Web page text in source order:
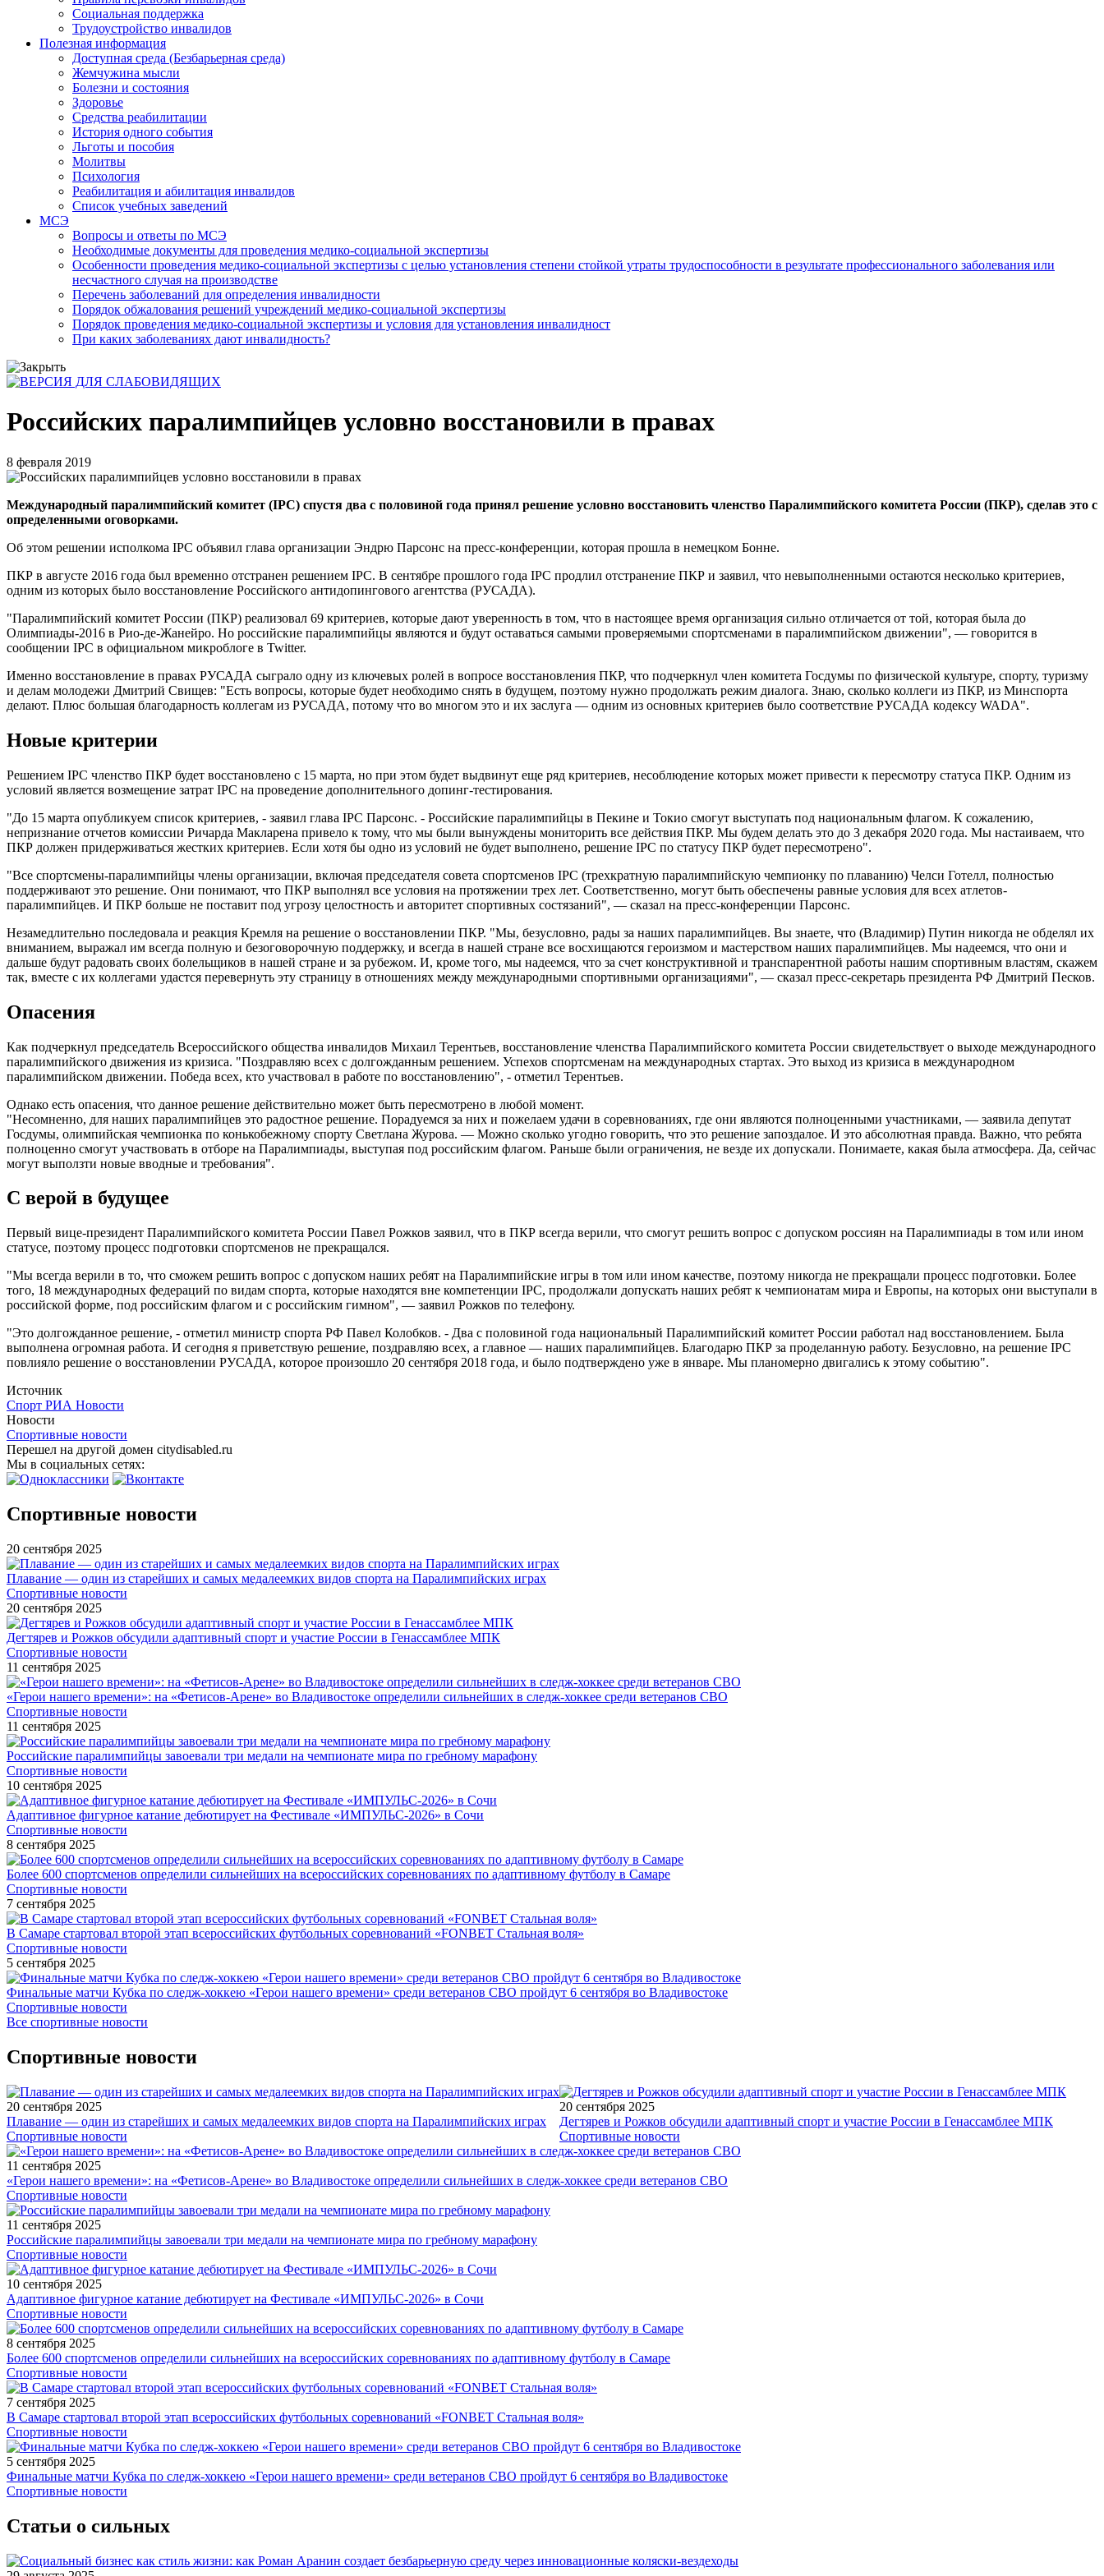
Социальная поддержка
Трудоустройство инвалидов
Полезная информация
Доступная среда (Безбарьерная среда)
Жемчужина мысли
Болезни и состояния
Здоровье
Средства реабилитации
История одного события
Льготы и пособия
Молитвы
Психология
Реабилитация и абилитация инвалидов
Список учебных заведений
МСЭ
Вопросы и ответы по МСЭ
Необходимые документы для проведения медико-социальной экспертизы
Особенности проведения медико-социальной экспертизы с целью установления степени стойкой утраты трудоспособности в результате профессионального заболевания или
несчастного случая на производстве
Перечень заболеваний для определения инвалидности
Порядок обжалования решений учреждений медико-социальной экспертизы
Порядок проведения медико-социальной экспертизы и условия для установления инвалидност
При каких заболеваниях дают инвалидность?
Российских паралимпийцев условно восстановили в правах
8 февраля 2019
Международный паралимпийский комитет (IPC) спустя два с половиной года принял решение условно восстановить членство Паралимпийского комитета России (ПКР), сделав это с
определенными оговорками.
Об этом решении исполкома IPC объявил глава организации Эндрю Парсонс на пресс-конференции, которая прошла в немецком Бонне.
ПКР в августе 2016 года был временно отстранен решением IPC. В сентябре прошлого года IPC продлил отстранение ПКР и заявил, что невыполненными остаются несколько критериев,
одним из которых было восстановление Российского антидопингового агентства (РУСАДА).
"Паралимпийский комитет России (ПКР) реализовал 69 критериев, которые дают уверенность в том, что в настоящее время организация сильно отличается от той, которая была до
Олимпиады-2016 в Рио-де-Жанейро. Но российские паралимпийцы являются и будут оставаться самыми проверяемыми спортсменами в паралимпийском движении", — говорится в
сообщении IPC в официальном микроблоге в Twitter.
Именно восстановление в правах РУСАДА сыграло одну из ключевых ролей в вопросе восстановления ПКР, что подчеркнул член комитета Госдумы по физической культуре, спорту, туризму
и делам молодежи Дмитрий Свищев: "Есть вопросы, которые будет необходимо снять в будущем, поэтому нужно продолжать режим диалога. Знаю, сколько коллеги из ПКР, из Минспорта
делают. Плюс большая благодарность коллегам из РУСАДА, потому что во многом это и их заслуга — одним из основных критериев было соответствие РУСАДА кодексу WADA".
Новые критерии
Решением IPC членство ПКР будет восстановлено с 15 марта, но при этом будет выдвинут еще ряд критериев, несоблюдение которых может привести к пересмотру статуса ПКР. Одним из
условий является возмещение затрат IPC на проведение дополнительного допинг-тестирования.
"До 15 марта опубликуем список критериев, - заявил глава IPC Парсонс. - Российские паралимпийцы в Пекине и Токио смогут выступать под национальным флагом. К сожалению,
непризнание отчетов комиссии Ричарда Макларена привело к тому, что мы были вынуждены мониторить все действия ПКР. Мы будем делать это до 3 декабря 2020 года. Мы настаиваем, что
ПКР должен придерживаться жестких критериев. Если хотя бы одно из условий не будет выполнено, решение IPC по статусу ПКР будет пересмотрено".
"Все спортсмены-паралимпийцы члены организации, включая председателя совета спортсменов IPC (трехкратную паралимпийскую чемпионку по плаванию) Челси Готелл, полностью
поддерживают это решение. Они понимают, что ПКР выполнял все условия на протяжении трех лет. Соответственно, могут быть обеспечены равные условия для всех атлетов-
паралимпийцев. И ПКР больше не поставит под угрозу целостность и авторитет спортивных состязаний", — сказал на пресс-конференции Парсонс.
Незамедлительно последовала и реакция Кремля на решение о восстановлении ПКР. "Мы, безусловно, рады за наших паралимпийцев. Вы знаете, что (Владимир) Путин никогда не обделял их
вниманием, выражал им всегда полную и безоговорочную поддержку, и всегда в нашей стране все восхищаются героизмом и мастерством наших паралимпийцев. Мы надеемся, что они и
дальше будут радовать своих болельщиков в нашей стране и за рубежом. И, кроме того, мы надеемся, что за счет конструктивной и транспарентной работы нашим спортивным властям, скажем
так, вместе с их коллегами удастся перевернуть эту страницу в отношениях между международными спортивными организациями", — сказал пресс-секретарь президента РФ Дмитрий Песков.
Опасения
Как подчеркнул председатель Всероссийского общества инвалидов Михаил Терентьев, восстановление членства Паралимпийского комитета России свидетельствует о выходе международного
паралимпийского движения из кризиса. "Поздравляю всех с долгожданным решением. Успехов спортсменам на международных стартах. Это выход из кризиса в международном
паралимпийском движении. Победа всех, кто участвовал в работе по восстановлению", - отметил Терентьев.
Однако есть опасения, что данное решение действительно может быть пересмотрено в любой момент.
"Несомненно, для наших паралимпийцев это радостное решение. Порадуемся за них и пожелаем удачи в соревнованиях, где они являются полноценными участниками, — заявила депутат
Госдумы, олимпийская чемпионка по конькобежному спорту Светлана Журова. — Можно сколько угодно говорить, что это решение запоздалое. И это абсолютная правда. Важно, что ребята
полноценно смогут участвовать в отборе на Паралимпиады, выступая под российским флагом. Раньше были ограничения, не везде их допускали. Понимаете, какая была атмосфера. Да, сейчас
могут выползти новые вводные и требования".
С верой в будущее
Первый вице-президент Паралимпийского комитета России Павел Рожков заявил, что в ПКР всегда верили, что смогут решить вопрос с допуском россиян на Паралимпиады в том или ином
статусе, поэтому процесс подготовки спортсменов не прекращался.
"Мы всегда верили в то, что сможем решить вопрос с допуском наших ребят на Паралимпийские игры в том или ином качестве, поэтому никогда не прекращали процесс подготовки. Более
того, 18 международных федераций по видам спорта, которые находятся вне компетенции IPC, продолжали допускать наших ребят к чемпионатам мира и Европы, на которых они выступали в
российской форме, под российским флагом и с российским гимном", — заявил Рожков по телефону.
"Это долгожданное решение, - отметил министр спорта РФ Павел Колобков. - Два с половиной года национальный Паралимпийский комитет России работал над восстановлением. Была
выполнена огромная работа. И сегодня я приветствую решение, поздравляю всех, а главное — наших паралимпийцев. Благодарю ПКР за проделанную работу. Безусловно, на решение IPC
повлияло решение о восстановлении РУСАДА, которое произошло 20 сентября 2018 года, и было подтверждено уже в январе. Мы планомерно двигались к этому событию".
Источник
Спорт РИА Новости
Новости
Спортивные новости
Перешел на другой домен citydisabled.ru
Мы в социальных сетях:
Спортивные новости
20 сентября 2025
Плавание — один из старейших и самых медалеемких видов спорта на Паралимпийских играх
Спортивные новости
20 сентября 2025
Дегтярев и Рожков обсудили адаптивный спорт и участие России в Генассамблее МПК
Спортивные новости
11 сентября 2025
«Герои нашего времени»: на «Фетисов-Арене» во Владивостоке определили сильнейших в следж-хоккее среди ветеранов СВО
Спортивные новости
11 сентября 2025
Российские паралимпийцы завоевали три медали на чемпионате мира по гребному марафону
Спортивные новости
10 сентября 2025
Адаптивное фигурное катание дебютирует на Фестивале «ИМПУЛЬС-2026» в Сочи
Спортивные новости
8 сентября 2025
Более 600 спортсменов определили сильнейших на всероссийских соревнованиях по адаптивному футболу в Самаре
Спортивные новости
7 сентября 2025
В Самаре стартовал второй этап всероссийских футбольных соревнований «FONBET Стальная воля»
Спортивные новости
5 сентября 2025
Финальные матчи Кубка по следж-хоккею «Герои нашего времени» среди ветеранов СВО пройдут 6 сентября во Владивостоке
Спортивные новости
Все спортивные новости
Спортивные новости
20 сентября 2025
Плавание — один из старейших и самых медалеемких видов спорта на Паралимпийских играх
Спортивные новости
20 сентября 2025
Дегтярев и Рожков обсудили адаптивный спорт и участие России в Генассамблее МПК
Спортивные новости
11 сентября 2025
«Герои нашего времени»: на «Фетисов-Арене» во Владивостоке определили сильнейших в следж-хоккее среди ветеранов СВО
Спортивные новости
11 сентября 2025
Российские паралимпийцы завоевали три медали на чемпионате мира по гребному марафону
Спортивные новости
10 сентября 2025
Адаптивное фигурное катание дебютирует на Фестивале «ИМПУЛЬС-2026» в Сочи
Спортивные новости
8 сентября 2025
Более 600 спортсменов определили сильнейших на всероссийских соревнованиях по адаптивному футболу в Самаре
Спортивные новости
7 сентября 2025
В Самаре стартовал второй этап всероссийских футбольных соревнований «FONBET Стальная воля»
Спортивные новости
5 сентября 2025
Финальные матчи Кубка по следж-хоккею «Герои нашего времени» среди ветеранов СВО пройдут 6 сентября во Владивостоке
Спортивные новости
Статьи о сильных